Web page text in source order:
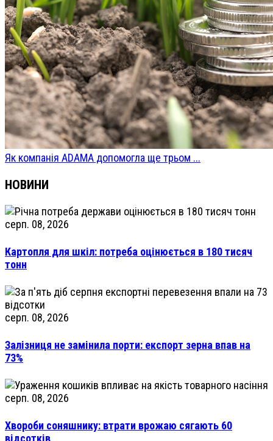
Як компанія ADAMA допомогла ще трьом ...
НОВИНИ
серп. 08, 2026
Картопля для шкіл: потреба оцінюється в 180 тисяч
тонн
серп. 08, 2026
Залізниця не замінила порти: експорт зерна впав на
73%
серп. 08, 2026
Хвороби соняшнику: втрати врожаю сягають 60
відсотків